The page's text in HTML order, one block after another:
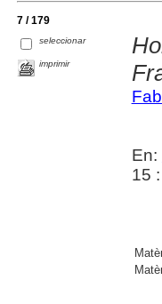
7 / 179
seleccionar
imprimir
En:
15